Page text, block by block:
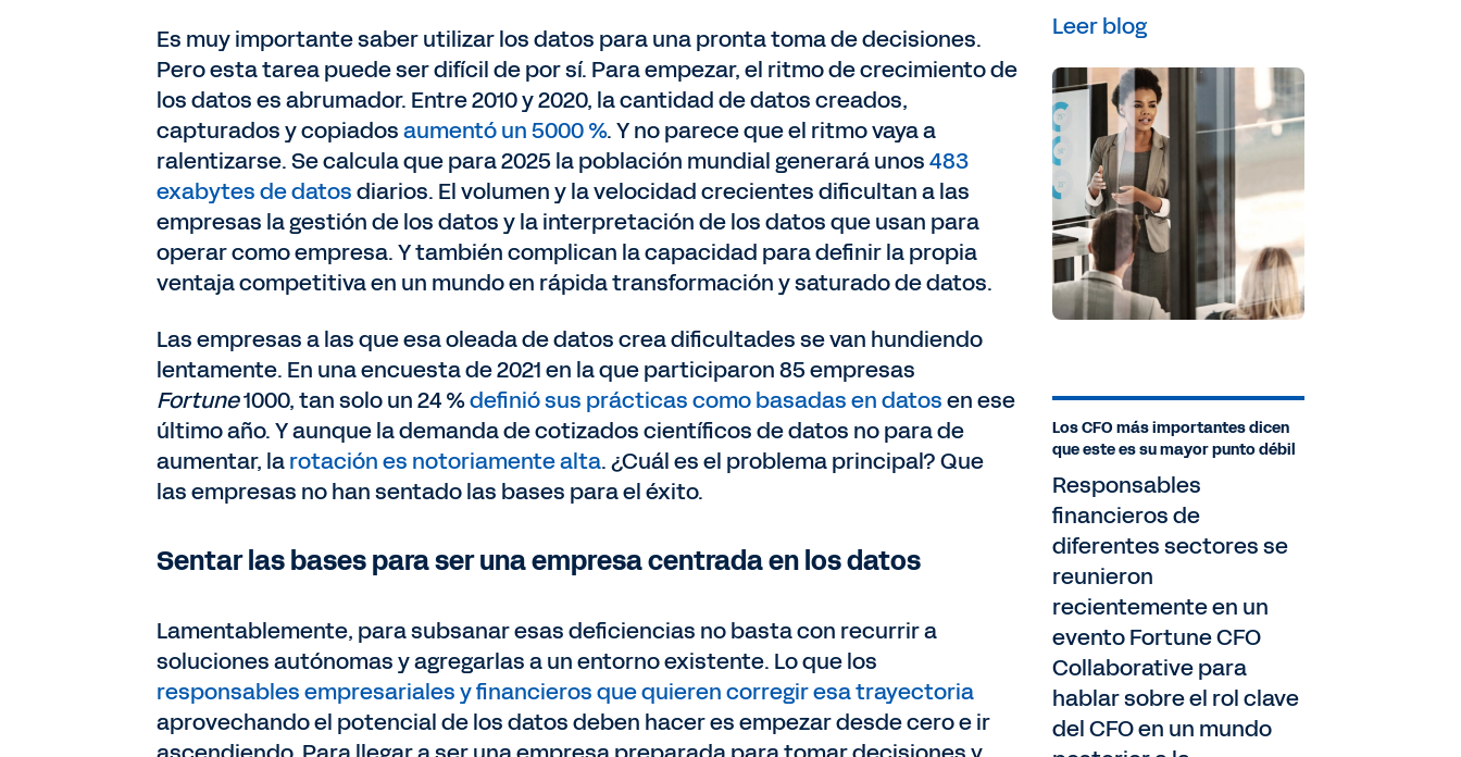
Es muy importante saber utilizar los datos para una pronta toma de decisiones.
Pero esta tarea puede ser difícil de por sí. Para empezar, el ritmo de crecimiento de
los datos es abrumador. Entre 2010 y 2020, la cantidad de datos creados,
capturados y copiadosaumentó un 5000 %. Y no parece que el ritmo vaya a
ralentizarse. Se calcula que para 2025 la población mundial generará unos483
exabytes de datosdiarios. El volumen y la velocidad crecientes dificultan a las
empresas la gestión de los datos y la interpretación de los datos que usan para
operar como empresa. Y también complican la capacidad para definir la propia
ventaja competitiva en un mundo en rápida transformación y saturado de datos.
Las empresas a las que esa oleada de datos crea dificultades se van hundiendo
lentamente. En una encuesta de 2021 en la que participaron 85 empresas
Fortune1000, tan solo un 24 %definió sus prácticas como basadas en datosen ese
último año. Y aunque la demanda de cotizados científicos de datos no para de
aumentar, larotación es notoriamente alta. ¿Cuál es el problema principal? Que
las empresas no han sentado las bases para el éxito.
Sentar las bases para ser una empresa centrada en los datos
Lamentablemente, para subsanar esas deficiencias no basta con recurrir a
soluciones autónomas y agregarlas a un entorno existente. Lo que los
responsables empresariales y financieros que quieren corregir esa trayectoria
aprovechando el potencial de los datos deben hacer es empezar desde cero e ir
Leer blog
Los CFO más importantes dicen
que este es su mayor punto débil
Responsables
financieros de
diferentes sectores se
reunieron
recientemente en un
evento Fortune CFO
Collaborative para
hablar sobre el rol clave
del CFO en un mundo